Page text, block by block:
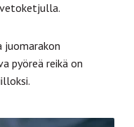
pyöreä reikä on